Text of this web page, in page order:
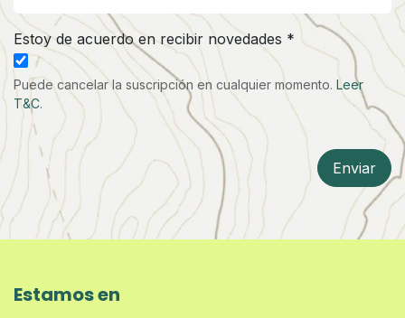
Estoy de acuerdo en recibir novedades *
Puede cancelar la suscripción en cualquier momento. Leer
T&C.
Enviar
Estamos en